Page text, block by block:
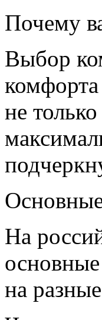
Почему
Выбор
не
На
на